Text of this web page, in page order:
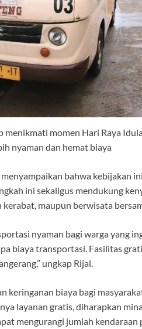
menikmati momen Hari Raya
nyaman dan hemat biaya
bahwa kebijakan
ini sekaligus mendukung
maupun berwisata
nyaman bagi warga yang
biaya transportasi. Fasilitas
ungkap Rijal.
keringanan biaya bagi
layanan gratis, diharapkan
mengurangi jumlah